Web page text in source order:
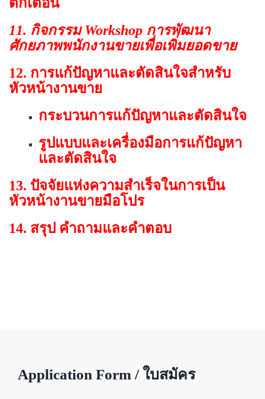
11. กิจกรรม Workshop การพัฒนา
ศักยภาพพนักงานขายเพื่อเพิ่มยอดขาย
12. การแก้ปัญหาและตัดสินใจสำหรับ
หัวหน้างานขาย
กระบวนการแก้ปัญหาและตัดสินใจ
รูปแบบและเครื่องมือการแก้ปัญหา
และตัดสินใจ
13. ปัจจัยแห่งความสำเร็จในการเป็น
หัวหน้างานขายมือโปร
14. สรุป คำถามและคำตอบ
Application Form / ใบสมัคร